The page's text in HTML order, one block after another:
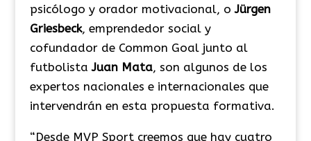
psicólogo y orador motivacional, oJürgen
Griesbeck, emprendedor social y
cofundador de Common Goal junto al
futbolistaJuan Mata, son algunos de los
expertos nacionales e internacionales que
intervendrán en esta propuesta formativa.
“Desde MVP Sport creemos que hay cuatro